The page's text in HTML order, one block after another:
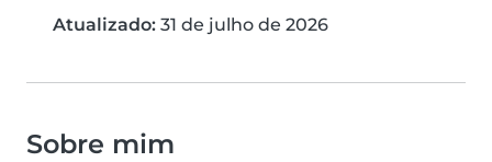
Atualizado: 31 de julho de 2026
Sobre mim